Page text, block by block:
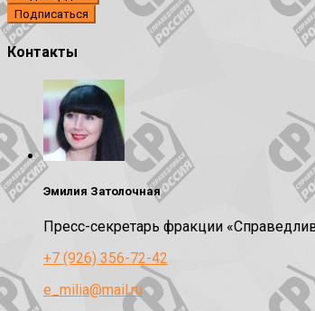
Контакты
Эмилия Затолочная
Пресс-секретарь фракции
+7 (926) 356-72-42
e_milia@mail.ru